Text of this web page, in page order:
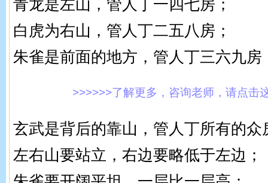
青龙是左山，管人丁一四七房；
白虎为右山，管人丁二五八房；
朱雀是前面的地方，管人丁三六九房
>>>>>>了解更多，咨询老师，请点击
玄武是背后的靠山，管人丁所有的众
左右山要站立，右边要略低于左边；